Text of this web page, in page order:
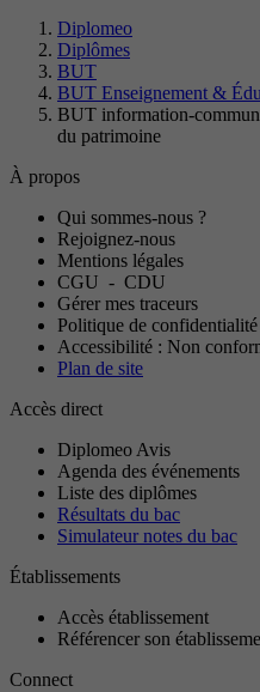
Diplomeo
Diplômes
BUT
BUT Enseignement &
BUT information-
du patrimoine
À propos
Qui sommes-nous ?
Rejoignez-nous
Mentions légales
CGU - CDU
Gérer mes traceurs
Politique de confidentialité
Accessibilité : Non
Plan de site
Accès direct
Diplomeo Avis
Agenda des événements
Liste des diplômes
Résultats du bac
Simulateur notes du bac
Établissements
Accès établissement
Référencer son
Connect